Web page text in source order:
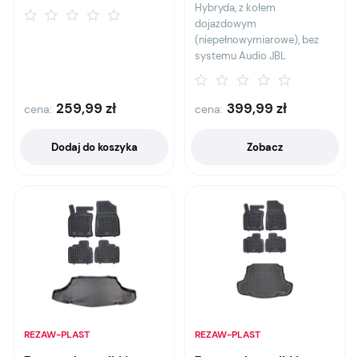
cena: 259,99 zł
Dodaj do koszyka
Hybryda, z kołem
dojazdowym
(niepełnowymiarowe), bez
systemu Audio JBL
cena: 399,99 zł
Zobacz
REZAW-PLAST REZAW-PLAST